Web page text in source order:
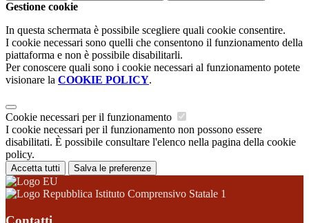
Gestione cookie
In questa schermata è possibile scegliere quali cookie consentire.
I cookie necessari sono quelli che consentono il funzionamento della
piattaforma e non è possibile disabilitarli.
Per conoscere quali sono i cookie necessari al funzionamento potete
visionare la COOKIE POLICY.
Cookie necessari per il funzionamento
I cookie necessari per il funzionamento non possono essere
disabilitati. È possibile consultare l'elenco nella pagina della cookie
policy.
Accetta tutti Salva le preferenze
Istituto Comprensivo Statale 1